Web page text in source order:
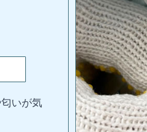
いが気